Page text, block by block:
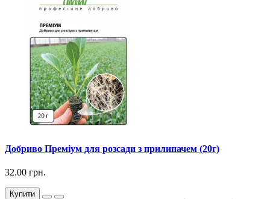
Добриво Преміум для розсади з прилипачем (20г)
32.00 грн.
Купити